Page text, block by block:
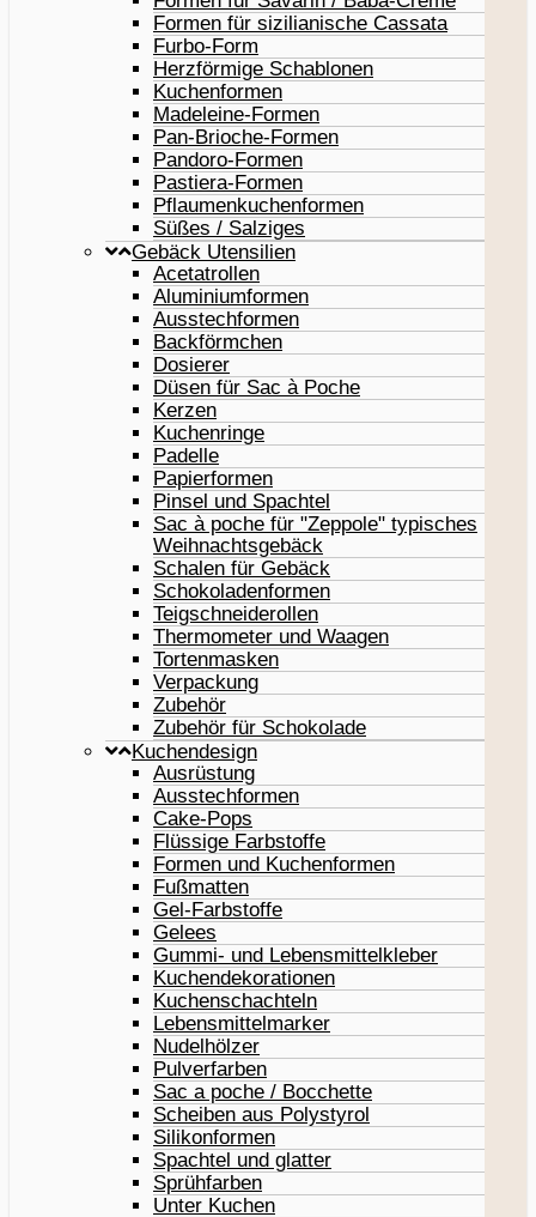
Formen für sizilianische Cassata
Furbo-Form
Herzförmige Schablonen
Kuchenformen
Madeleine-Formen
Pan-Brioche-Formen
Pandoro-Formen
Pastiera-Formen
Pflaumenkuchenformen
Süßes / Salziges
Gebäck Utensilien
Acetatrollen
Aluminiumformen
Ausstechformen
Backförmchen
Dosierer
Düsen für Sac à Poche
Kerzen
Kuchenringe
Padelle
Papierformen
Pinsel und Spachtel
Sac à poche für "Zeppole" typisches
Weihnachtsgebäck
Schalen für Gebäck
Schokoladenformen
Teigschneiderollen
Thermometer und Waagen
Tortenmasken
Verpackung
Zubehör
Zubehör für Schokolade
Kuchendesign
Ausrüstung
Ausstechformen
Cake-Pops
Flüssige Farbstoffe
Formen und Kuchenformen
Fußmatten
Gel-Farbstoffe
Gelees
Gummi- und Lebensmittelkleber
Kuchendekorationen
Kuchenschachteln
Lebensmittelmarker
Nudelhölzer
Pulverfarben
Sac a poche / Bocchette
Scheiben aus Polystyrol
Silikonformen
Spachtel und glatter
Sprühfarben
Unter Kuchen